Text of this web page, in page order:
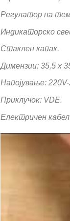
Регулатор на
Индикаторско
Стаклен капак.
Димензии: 35,5 х
Напојување:
Приклучок: VDE.
Електричен